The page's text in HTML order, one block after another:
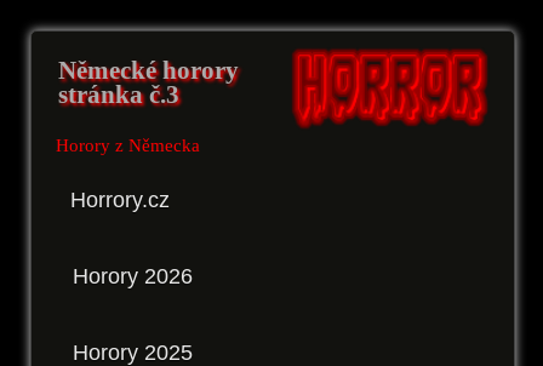
Německé horory
stránka č.3
Horory z Německa
Horrory.cz
Horory 2026
Horory 2025